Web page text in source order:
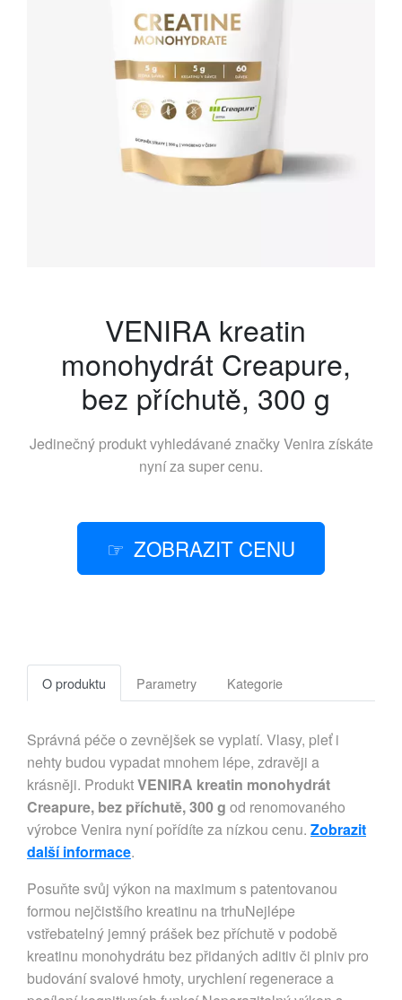
VENIRA kreatin
monohydrát Creapure,
bez příchutě, 300 g
Jedinečný produkt vyhledávané značkyVenirazískáte
nyní za super cenu.
ZOBRAZIT CENU
O produktu Parametry Kategorie
Správná péče o zevnějšek se vyplatí. Vlasy, pleť i
nehty budou vypadat mnohem lépe, zdravěji a
krásněji. ProduktVENIRA kreatin monohydrát
Creapure, bez příchutě, 300 g od renomovaného
výrobce Venira nyní pořídíte za nízkou cenu. Zobrazit
další informace.
Posuňte svůj výkon na maximum s patentovanou
formou nejčistšího kreatinu na trhuNejlépe
vstřebatelný jemný prášek bez příchutě v podobě
kreatinu monohydrátu bez přidaných aditiv či plniv pro
budování svalové hmoty, urychlení regenerace a